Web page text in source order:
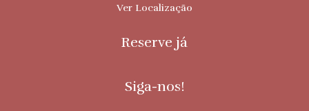
Ver Localização
Reserve já
Siga-nos!